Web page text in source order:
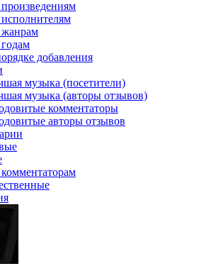
добавления
музыка (посетители)
музыка (авторы отзывов)
комментаторы
авторы отзывов